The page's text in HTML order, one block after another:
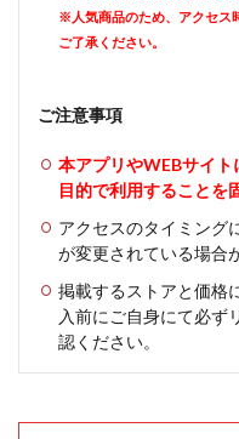
※人気商品のため、アクセス
ご了承ください。
ご注意事項
本アプリやWEBサイ
目的で利用することを
アクセスのタイミング
が変更されている場合
掲載するストアと価格
入前にご自身にて必ず
認ください。